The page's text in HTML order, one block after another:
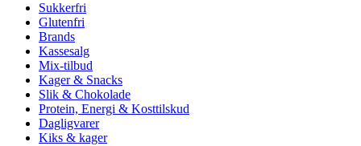
Sukkerfri
Glutenfri
Brands
Kassesalg
Mix-tilbud
Kager & Snacks
Slik & Chokolade
Protein, Energi & Kosttilskud
Dagligvarer
Kiks & kager